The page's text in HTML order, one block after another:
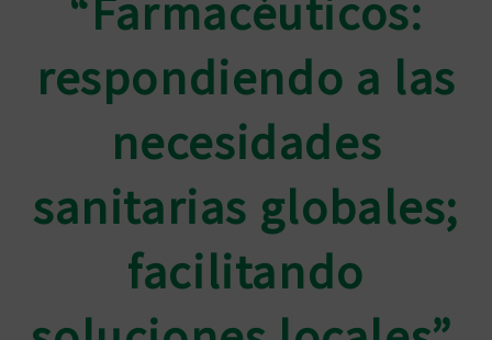
respondiendo a las
necesidades
sanitarias globales;
facilitando